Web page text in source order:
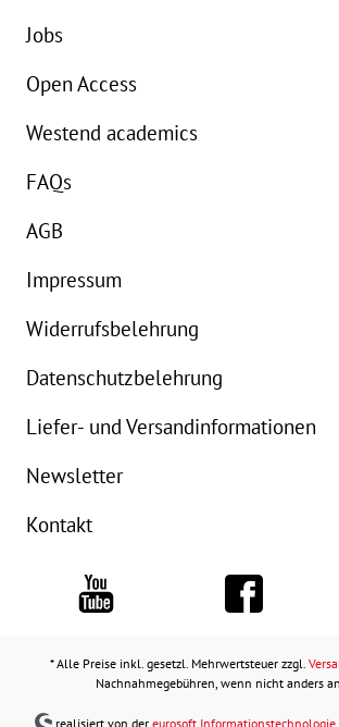
Jobs
Open Access
Westend academics
FAQs
AGB
Impressum
Widerrufsbelehrung
Datenschutzbelehrung
Liefer- und Versandinformationen
Newsletter
Kontakt
* Alle Preise inkl. gesetzl. Mehrwertsteuer zzgl.
Nachnahmegebühren, wenn nicht anders
realisiert von dereurosoft Informationstechnologie